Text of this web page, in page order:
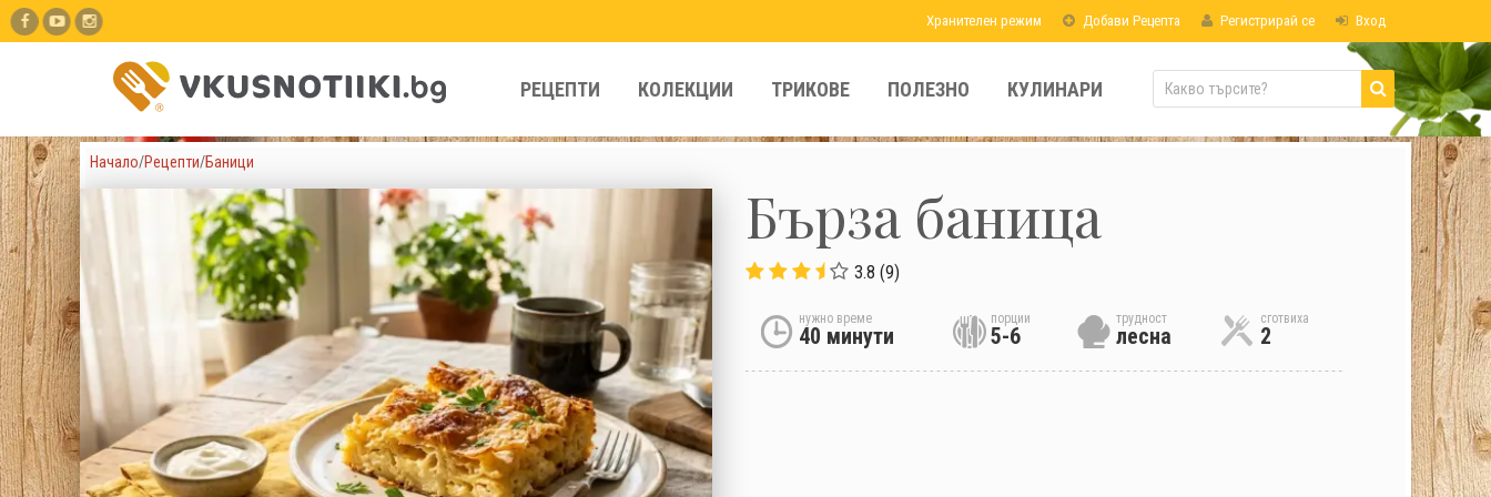
Хранителен режим Добави Рецепта Регистрирай се Вход
РЕЦЕПТИ КОЛЕКЦИИ ТРИКОВЕ ПОЛЕЗНО КУЛИНАРИ
Начало/Рецепти/Баници
Бърза баница
3.8 (9)
нужно време
40 минути
порции
5-6
трудност
лесна
сготвиха
2